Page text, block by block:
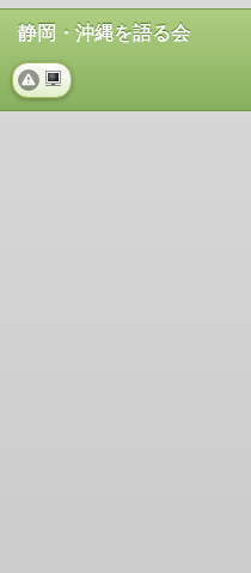
静岡・沖縄を語る会